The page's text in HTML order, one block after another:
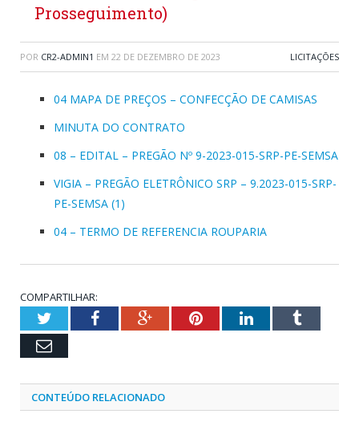
Prosseguimento)
POR CR2-ADMIN1 EM 22 DE DEZEMBRO DE 2023 LICITAÇÕES
04 MAPA DE PREÇOS – CONFECÇÃO DE CAMISAS
MINUTA DO CONTRATO
08 – EDITAL – PREGÃO Nº 9-2023-015-SRP-PE-SEMSA
VIGIA – PREGÃO ELETRÔNICO SRP – 9.2023-015-SRP-
PE-SEMSA (1)
04 – TERMO DE REFERENCIA ROUPARIA
COMPARTILHAR:
TwitterFacebookGoogle+PinterestLinkedInTumblr
Email
CONTEÚDO RELACIONADO